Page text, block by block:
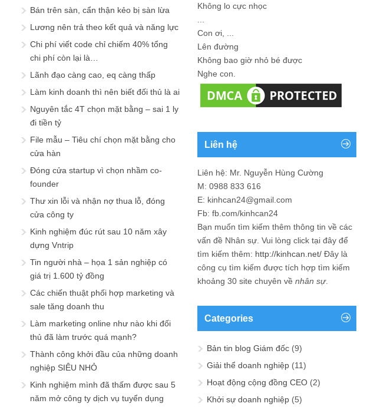
Bán trên sàn, cẩn thận kẻo bị sàn lừa
Lương nên trả theo kết quả và năng lực
Chi phí viết code chỉ chiếm 40% tổng
chi phí còn lại là…
Lãnh đạo càng cao, eq càng thấp
Làm kinh doanh thì nên biết đối thủ là ai
Nguyên tắc 4T chọn mặt bằng – sai 1 ly
đi tiền tỷ
File mẫu – Tiêu chí chọn mặt bằng cho
cửa hàn
Đóng cửa startup vì chọn nhầm co-
founder
Thư xin lỗi và nhận nợ thua lỗ, đóng
cửa công ty
Kinh nghiệm đúc rút sau 10 năm xây
dựng Vntrip
Tin người nhà – họa 1 sản nghiệp có
giá trị 1.600 tỷ đồng
Các chiến thuật phối hợp marketing và
sale tăng doanh thu
Làm marketing online như nào khi đối
thủ đã làm trước quá mạnh?
Thành công khởi đầu của những doanh
nghiệp SIÊU NHỎ
Kinh nghiệm mình đã thấm được sau 5
năm mở công ty dịch vụ tuyển dụng
Không lo cực nhọc
Con ơi, ...
Lên đường
Không bao giờ nhỏ bé được
Nghe con.
Liên hệ
Liên hệ: Mr. Nguyễn Hùng Cường
M: 0988 833 616
E: kinhcan24@gmail.com
Fb: fb.com/kinhcan24
Bạn muốn tìm kiếm thêm thông tin về các
vấn đề Nhân sự . Vui lòng click tại đây để
tìm kiếm thêm: http://kinhcan.net/ Đây là
công cụ tìm kiếm được tích hợp tìm kiếm
khoảng 30 site chuyên về nhân sự.
Categories
Bản tin blog Giám đốc (9)
Giải thể doanh nghiệp (11)
Hoạt động cộng đồng CEO (2)
Khởi sự doanh nghiệp (5)